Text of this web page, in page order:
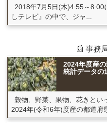
2018年7月5日(木)4:55～8:00
しテレビ』の中で、ジャ...
📰 事務
2024年度産
統計データの
穀物、野菜、果物、花きとい
2024年(令和6年)度産の都道府